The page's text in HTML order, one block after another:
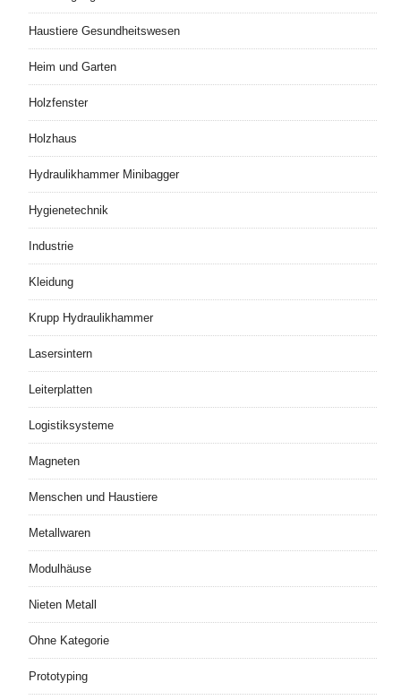
Haustiere Gesundheitswesen
Heim und Garten
Holzfenster
Holzhaus
Hydraulikhammer Minibagger
Hygienetechnik
Industrie
Kleidung
Krupp Hydraulikhammer
Lasersintern
Leiterplatten
Logistiksysteme
Magneten
Menschen und Haustiere
Metallwaren
Modulhäuse
Nieten Metall
Ohne Kategorie
Prototyping